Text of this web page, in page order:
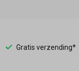
Gratis verzending*